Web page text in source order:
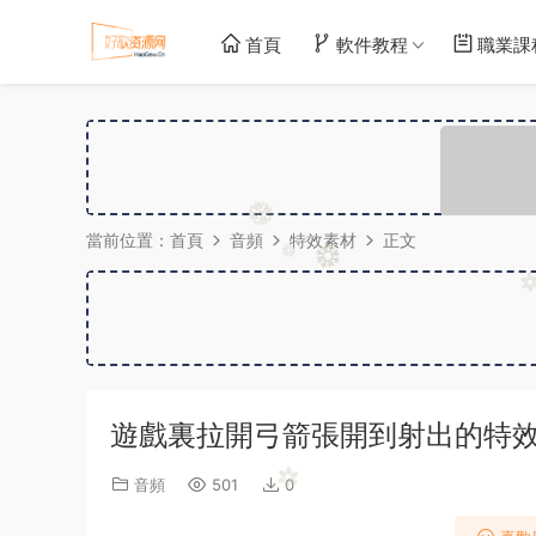
首頁 軟件教程 職業課
當前位置： 首頁 音頻 特效素材 正文
遊戲裏拉開弓箭張開到射出的特
音頻 501 0